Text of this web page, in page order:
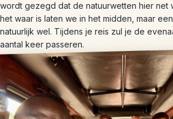
wordt gezegd dat de natuurwetten hier net
het waar is laten we in het midden, maar
natuurlijk wel. Tijdens je reis zul je de
aantal keer passeren.